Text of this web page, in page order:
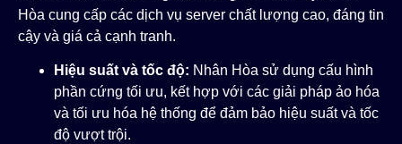
Hòa cung cấp các dịch vụ server chất lượng cao, đáng tin
cậy và giá cả cạnh tranh.
Hiệu suất và tốc độ: Nhân Hòa sử dụng cấu hình
phần cứng tối ưu, kết hợp với các giải pháp ảo hóa
và tối ưu hóa hệ thống để đảm bảo hiệu suất và tốc
độ vượt trội.